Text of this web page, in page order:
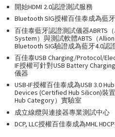
開始HDMI 2.0認證測試服務
Bluetooth SIG授權百佳泰成為藍
百佳泰藍牙認證測試儀器ABRTS
System）與測試軟體ABTS（
Bluetooth SIG驗證成為藍牙4.0認
百佳泰USB Charging/Protocol/
IF授權可針對USB Battery
儀器
USB-IF授權百佳泰成為USB 3.0
Devices (Certified Hub Silicon)裝
Hub Category）實驗室
成立線纜與連接器專業測試中心
DCP, LLC授權百佳泰成為MHL